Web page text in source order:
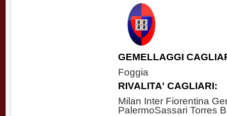
GEMELLAGGI
Foggia
RIVALITA' CAGLIARI:
Milan Inter Fiorentina
PalermoSassari Torres